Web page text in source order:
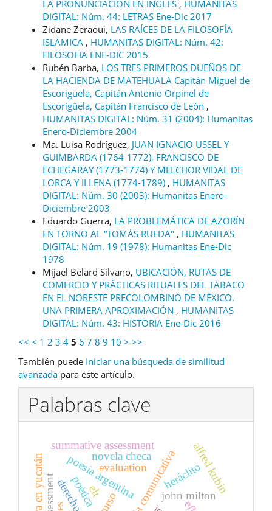
LA PRONUNCIACIÓN EN INGLÉS , HUMANITAS
DIGITAL: Núm. 44: LETRAS Ene-Dic 2017
Zidane Zeraoui, LAS RAÍCES DE LA FILOSOFÍA
ISLÁMICA , HUMANITAS DIGITAL: Núm. 42:
FILOSOFIA ENE-DIC 2015
Rubén Barba, LOS TRES PRIMEROS DUEÑOS DE
LA HACIENDA DE MATEHUALA Capitán Miguel de
Escorigüela, Capitán Antonio Orpinel de
Escorigüela, Capitán Francisco de León ,
HUMANITAS DIGITAL: Núm. 31 (2004): Humanitas
Enero-Diciembre 2004
Ma. Luisa Rodríguez, JUAN IGNACIO USSEL Y
GUIMBARDA (1764-1772), FRANCISCO DE
ECHEGARAY (1773-1774) Y MELCHOR VIDAL DE
LORCA Y ILLENA (1774-1789) , HUMANITAS
DIGITAL: Núm. 30 (2003): Humanitas Enero-
Diciembre 2003
Eduardo Guerra, LA PROBLEMÁTICA DE AZORÍN
EN TORNO AL “TOMÁS RUEDA" , HUMANITAS
DIGITAL: Núm. 19 (1978): Humanitas Ene-Dic
1978
Mijael Belard Silvano, UBICACIÓN, RUTAS DE
COMERCIO Y PRÁCTICAS RITUALES DEL TABACO
EN EL NORESTE PRECOLOMBINO DE MÉXICO.
UNA PRIMERA APROXIMACIÓN , HUMANITAS
DIGITAL: Núm. 43: HISTORIA Ene-Dic 2016
<< < 1 2 3 4 5 6 7 8 9 10 > >>
También puede Iniciar una búsqueda de similitud
avanzada para este artículo.
Palabras clave
heráclito
john milton
poesía argentina alfred kubin
novela checa
assessment
evaluation
summative assessment
elt
cólera en yucatán poética